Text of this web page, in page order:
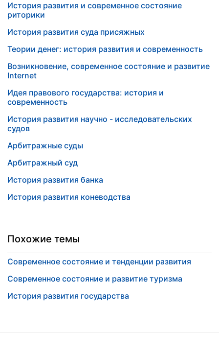
История развития и современное состояние
риторики
История развития суда присяжных
Теории денег: история развития и современность
Возникновение, современное состояние и развитие
Internet
Идея правового государства: история и
современность
История развития научно - исследовательских
судов
Арбитражные суды
Арбитражный суд
История развития банка
История развития коневодства
Похожие темы
Современное состояние и тенденции развития
Современное состояние и развитие туризма
История развития государства